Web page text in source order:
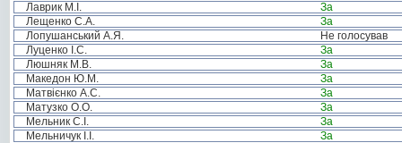
Лаврик М.І.
За
Лещенко С.А.
За
Лопушанський А.Я.
Не голосував
Луценко І.С.
За
Люшняк М.В.
За
Македон Ю.М.
За
Матвієнко А.С.
За
Матузко О.О.
За
Мельник С.І.
За
Мельничук І.І.
За